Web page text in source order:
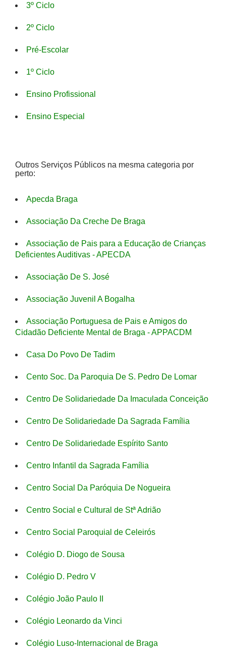
3º Ciclo
2º Ciclo
Pré-Escolar
1º Ciclo
Ensino Profissional
Ensino Especial
Outros Serviços Públicos na mesma categoria por
perto:
Apecda Braga
Associação Da Creche De Braga
Associação de Pais para a Educação de Crianças
Deficientes Auditivas - APECDA
Associação De S. José
Associação Juvenil A Bogalha
Associação Portuguesa de Pais e Amigos do
Cidadão Deficiente Mental de Braga - APPACDM
Casa Do Povo De Tadim
Cento Soc. Da Paroquia De S. Pedro De Lomar
Centro De Solidariedade Da Imaculada Conceição
Centro De Solidariedade Da Sagrada Família
Centro De Solidariedade Espírito Santo
Centro Infantil da Sagrada Família
Centro Social Da Paróquia De Nogueira
Centro Social e Cultural de Stª Adrião
Centro Social Paroquial de Celeirós
Colégio D. Diogo de Sousa
Colégio D. Pedro V
Colégio João Paulo II
Colégio Leonardo da Vinci
Colégio Luso-Internacional de Braga